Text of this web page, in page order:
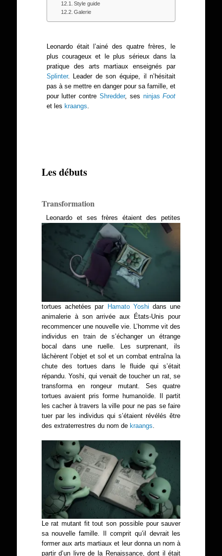
Style guide
Galerie
Leonardo était l’ainé des quatre frères, le
plus courageux et le plus sérieux dans la
pratique des arts martiaux enseignés par
Splinter. Leader de son équipe, il n’hésitait
pas à se mettre en danger pour sa famille, et
pour lutter contre Shredder, ses ninjasFoot
et les kraangs
Les débuts
Transformation
Leonardo et ses frères étaient des petites
tortues achetées par Hamato Yoshi dans une
animalerie à son arrivée aux États-Unis pour
recommencer une nouvelle vie. L’homme vit des
individus en train de s’échanger un étrange
bocal dans une ruelle. Les surprenant, ils
lâchèrent l’objet et sol et un combat entraîna la
chute des tortues dans le fluide qui s’était
répandu. Yoshi, qui venait de toucher un rat, se
transforma en rongeur mutant. Ses quatre
tortues avaient pris forme humanoïde. Il partit
les cacher à travers la ville pour ne pas se faire
tuer par les individus qui s’étaient révélés être
des extraterrestres du nom de kraangs
Le rat mutant fit tout son possible pour sauver
sa nouvelle famille. Il comprit qu’il devrait les
former aux arts martiaux et leur donna un nom à
partir d’un livre de la Renaissance, dont il était